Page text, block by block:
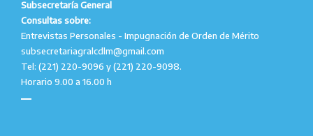
Subsecretaría General
Consultas sobre:
Entrevistas Personales - Impugnación de Orden de Mérito
subsecretariagralcdlm@gmail.com
Tel: (221) 220-9096 y (221) 220-9098.
Horario 9.00 a 16.00 h